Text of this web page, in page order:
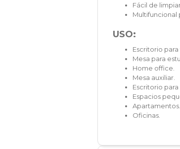
Fácil de
Multifuncional
USO:
Escritorio
Mesa para
Home office.
Mesa auxiliar.
Escritorio
Espacios
Apartamentos.
Oficinas.